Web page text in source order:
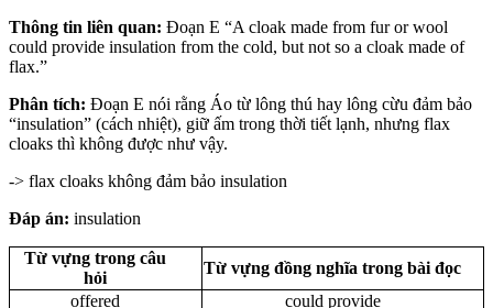
Thông tin liên quan: Đoạn E “A cloak made from fur or wool
could provide insulation from the cold, but not so a cloak made of
flax.”
Phân tích: Đoạn E nói rằng Áo từ lông thú hay lông cừu đảm bảo
“insulation” (cách nhiệt), giữ ấm trong thời tiết lạnh, nhưng flax
cloaks thì không được như vậy.
-> flax cloaks không đảm bảo insulation
Đáp án: insulation
Từ vựng trong câu
hỏi
Từ vựng đồng nghĩa trong bài đọc
offered
could provide